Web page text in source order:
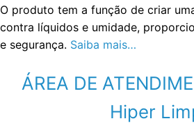
O produto tem a função de criar
contra líquidos e umidade,
e segurança. Saiba mais…
ÁREA DE
Hiper